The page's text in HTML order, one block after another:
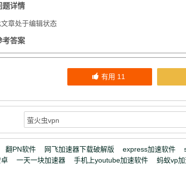
题详情
文章处于编辑状态
考答案
有用 11
翻PN软件 网飞加速器下载破解版 express加速软件
一天一块加速器 手机上youtube加速软件 蚂蚁vp